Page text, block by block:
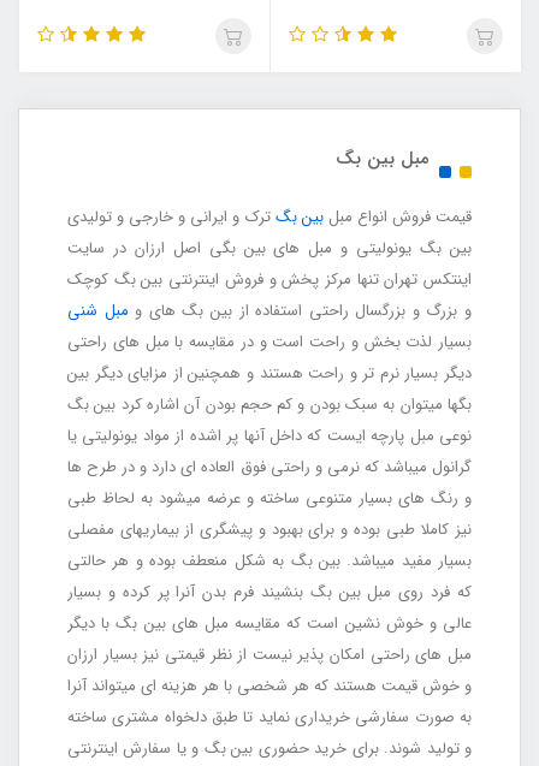
مبل بین بگ
قیمت فروش انواع مبلبین بگترک و ایرانی و خارجی و تولیدی
بین بگ یونولیتی و مبل های بین بگی اصل ارزان در سایت
اینتکس تهران تنها مرکز پخش و فروش اینترنتی بین بگ کوچک
و بزرگ و بزرگسال راحتی استفاده از بین بگ های و مبل شنی
بسیار لذت بخش و راحت است و در مقایسه با مبل های راحتی
دیگر بسیار نرم تر و راحت هستند و همچنین از مزایای دیگر بین
بگها میتوان به سبک بودن و کم حجم بودن آن اشاره کرد بین بگ
نوعی مبل پارچه ایست که داخل آنها پر اشده از مواد یونولیتی یا
گرانول میباشد که نرمی و راحتی فوق العاده ای دارد و در طرح ها
و رنگ های بسیار متنوعی ساخته و عرضه میشود به لحاظ طبی
نیز کاملا طبی بوده و برای بهبود و پیشگری از بیماریهای مفصلی
بسیار مفید میباشد. بین بگ به شکل منعطف بوده و هر حالتی
که فرد روی مبل بین بگ بنشیند فرم بدن آنرا پر کرده و بسیار
عالی و خوش نشین است که مقایسه مبل های بین بگ با دیگر
مبل های راحتی امکان پذیر نیست از نظر قیمتی نیز بسیار ارزان
و خوش قیمت هستند که هر شخصی با هر هزینه ای میتواند آنرا
به صورت سفارشی خریداری نماید تا طبق دلخواه مشتری ساخته
و تولید شوند. برای خرید حضوری بین بگ و یا سفارش اینترنتی